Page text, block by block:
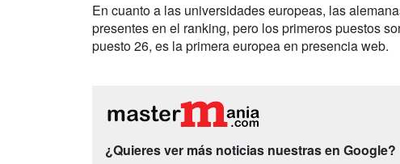
En cuanto a las universidades europeas, las
presentes en el ranking, pero los primeros puestos
puesto 26, es la primera europea en presencia web.
¿Quieres ver más noticias nuestras en Google?